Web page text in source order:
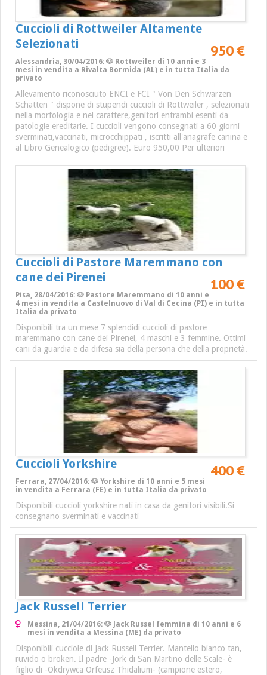
Cuccioli di Rottweiler Altamente
Selezionati
950 €
Alessandria, 30/04/2016: 🐶 Rottweiler di 10 anni e 3
mesi in vendita a Rivalta Bormida (AL) e in tutta Italia da
privato
Allevamento riconosciuto ENCI e FCI " Von Den Schwarzen
Schatten " dispone di stupendi cuccioli di Rottweiler , selezionati
nella morfologia e nel carattere,genitori entrambi esenti da
patologie ereditarie. I cuccioli vengono consegnati a 60 giorni
sverminati,vaccinati, microcchippati , iscritti all'anagrafe canina e
al Libro Genealogico (pedigree). Euro 950,00 Per ulteriori
Cuccioli di Pastore Maremmano con
cane dei Pirenei
100 €
Pisa, 28/04/2016: 🐶 Pastore Maremmano di 10 anni e
4 mesi in vendita a Castelnuovo di Val di Cecina (PI) e in tutta
Italia da privato
Disponibili tra un mese 7 splendidi cuccioli di pastore
maremmano con cane dei Pirenei, 4 maschi e 3 femmine. Ottimi
cani da guardia e da difesa sia della persona che della proprietà.
Cuccioli Yorkshire 400 €
Ferrara, 27/04/2016: 🐶 Yorkshire di 10 anni e 5 mesi
in vendita a Ferrara (FE) e in tutta Italia da privato
Disponibili cuccioli yorkshire nati in casa da genitori visibili.Si
consegnano sverminati e vaccinati
Jack Russell Terrier
Messina, 21/04/2016: 🐶 Jack Russel femmina di 10 anni e 6
mesi in vendita a Messina (ME) da privato
Disponibili cucciole di Jack Russell Terrier. Mantello bianco tan,
ruvido o broken. Il padre -Jork di San Martino delle Scale- è
figlio di -Okdrywca Orfeusz Thidalium- (campione estero,